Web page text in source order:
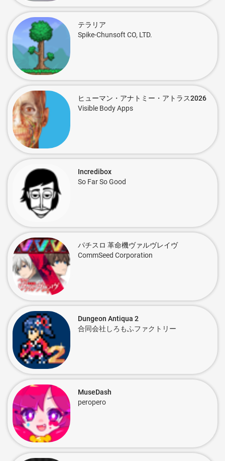
テラリア
Spike-Chunsoft CO, LTD.
ヒューマン・アナトミー・アトラス2026
Visible Body Apps
Incredibox
So Far So Good
パチスロ 革命機ヴァルヴレイヴ
CommSeed Corporation
Dungeon Antiqua 2
合同会社しろもふファクトリー
MuseDash
peropero